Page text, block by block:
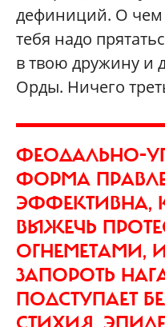
дефиниций. О чем
тебя надо
в твою дружину и
Орды. Ничего
ФЕОДАЛЬНО-
ФОРМА
ЭФФЕКТИВНА,
ВЫЖЕЧЬ
ОГНЕМЕТАМИ,
ЗАПОРОТЬ
ПОДСТУПАЕТ